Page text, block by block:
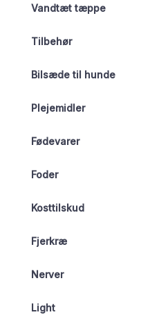
Vandtæt tæppe
Tilbehør
Bilsæde til hunde
Plejemidler
Fødevarer
Foder
Kosttilskud
Fjerkræ
Nerver
Light